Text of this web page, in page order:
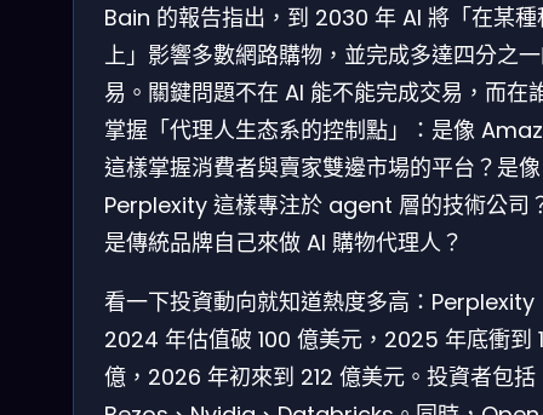
Bain 的報告指出，到 2030 年 AI 將「在某種
上」影響多數網路購物，並完成多達四分之
易。關鍵問題不在 AI 能不能完成交易，而在
掌握「代理人生态系的控制點」：是像
這樣掌握消費者與賣家雙邊市場的平台？是像
Perplexity 這樣專注於 agent 層的技術公司
是傳統品牌自己來做 AI 購物代理人？
看一下投資動向就知道熱度多高：Perplexity
2024 年估值破 100 億美元，2025 年底衝到
億，2026 年初來到 212 億美元。投資者包